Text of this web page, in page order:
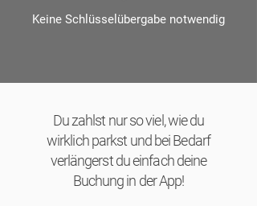
Keine Schlüsselübergabe notwendig
Du zahlst nur so viel, wie du
wirklich parkst und bei Bedarf
verlängerst du einfach deine
Buchung in der App!